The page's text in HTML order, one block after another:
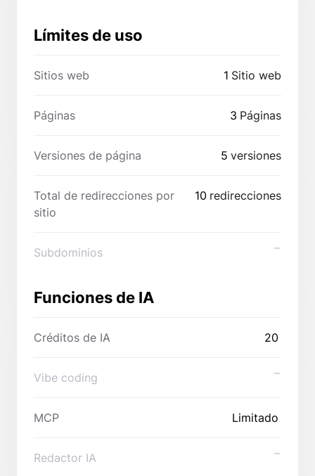
Límites de uso
Sitios web 1 Sitio web
Páginas 3 Páginas
Versiones de página 5 versiones
Total de redirecciones por
sitio
10 redirecciones
Subdominios
Funciones de IA
Créditos de IA 20
Vibe coding
MCP Limitado
Redactor IA